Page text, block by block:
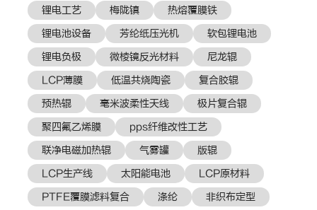
锂电工艺 梅陇镇
热熔覆膜铁
锂电池设备
芳纶纸压光机
软包锂电池
锂电负极
微棱镜反光材料
尼龙辊
LCP薄膜
低温共烧陶瓷
复合胶辊
预热辊
毫米波柔性天线
极片复合辊
聚四氟乙烯膜
pps纤维改性工艺
联净电磁加热辊
气雾罐
版辊
LCP生产线
太阳能电池
LCP原材料
PTFE覆膜滤料复合
涤纶
非织布定型